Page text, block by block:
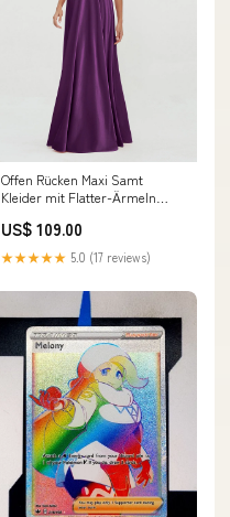
Offen Rücken Maxi Samt
Kleider mit Flatter-Ärmeln
US$ 109.00
★★★★★ 5.0 (17 reviews)